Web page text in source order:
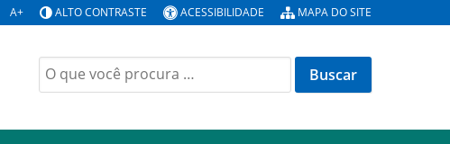
A+ ALTO CONTRASTE ACESSIBILIDADE MAPA DO SITE